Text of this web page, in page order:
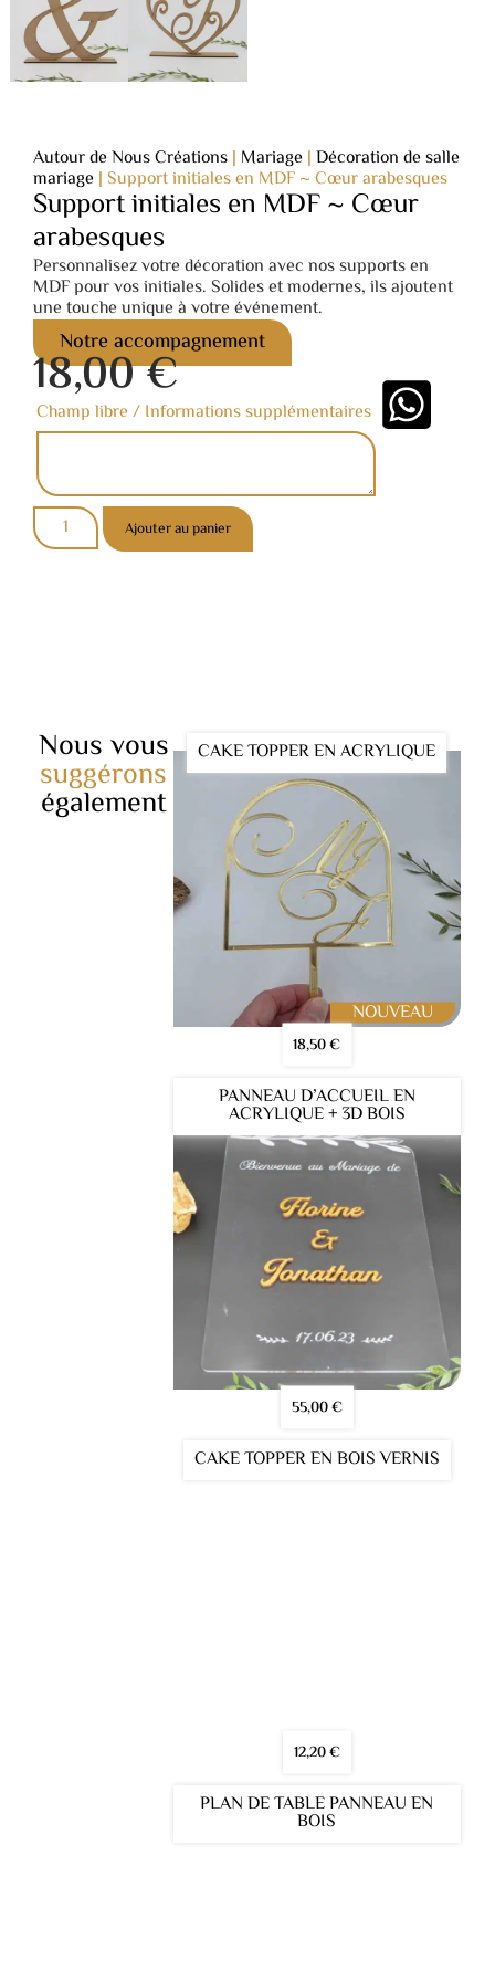
Autour de Nous Créations | Mariage |Décoration de salle
mariage |Support initiales en MDF ~ Cœur arabesques
Support initiales en MDF ~ Cœur
arabesques
Personnalisez votre décoration avec nos supports en
MDF pour vos initiales. Solides et modernes, ils ajoutent
une touche unique à votre événement.
Notre accompagnement
18,00€
Champ libre / Informations supplémentaires
Ajouter au panier
Nous vous
suggérons
également
CAKE TOPPER EN ACRYLIQUE
18,50€
PANNEAU D’ACCUEIL EN
ACRYLIQUE + 3D BOIS
55,00€
CAKE TOPPER EN BOIS VERNIS
12,20€
PLAN DE TABLE PANNEAU EN
BOIS